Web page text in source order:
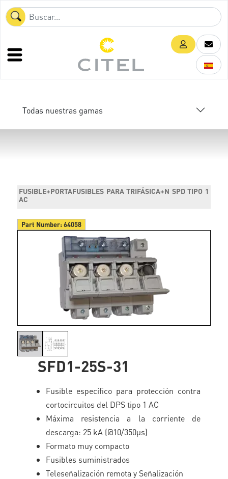
Todas nuestras gamas
FUSIBLE+PORTAFUSIBLES PARA TRIFÁSICA+N SPD TIPO 1
AC
Part Number:64058
SFD1-25S-31
Fusible específico para protección contra
cortocircuitos del DPS tipo 1 AC
Máxima resistencia a la corriente de
descarga: 25 kA (@10/350µs)
Formato muy compacto
Fusibles suministrados
Teleseñalización remota y Señalización